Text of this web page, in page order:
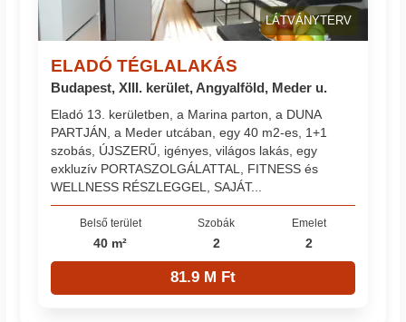
LÁTVÁNYTERV
ELADÓ TÉGLALAKÁS
Budapest, XIII. kerület, Angyalföld, Meder u.
Eladó 13. kerületben, a Marina parton, a DUNA
PARTJÁN, a Meder utcában, egy 40 m2-es, 1+1
szobás, ÚJSZERŰ, igényes, világos lakás, egy
exkluzív PORTASZOLGÁLATTAL, FITNESS és
WELLNESS RÉSZLEGGEL, SAJÁT...
Belső terület
40 m²
Szobák
2
Emelet
2
81.9 M Ft